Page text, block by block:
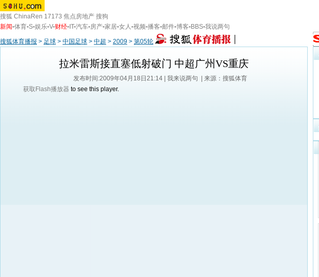
搜狐 ChinaRen 17173 焦点房地产 搜狗
新闻-体育-S-娱乐-V-财经- IT-汽车-房产-家居-女人-视频-播客-邮件-博客-BBS-我说两句
搜狐体育播报 > 足球 > 中国足球 > 中超 > 2009 > 第05轮
拉米雷斯接直塞低射破门 中超广州VS重庆
发布时间:2009年04月18日21:14 | 我来说两句
| 来源：搜狐体育
获取Flash播放器 to see this player.